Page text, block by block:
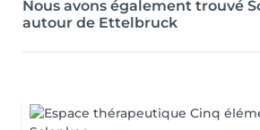
Nous avons également trouvé
autour de Ettelbruck